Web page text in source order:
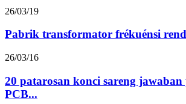
26/03/19
Pabrik transformator frékuénsi
26/03/16
20 patarosan konci sareng
PCB...